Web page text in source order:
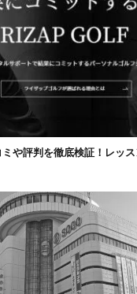
や評判を徹底検証！レッ